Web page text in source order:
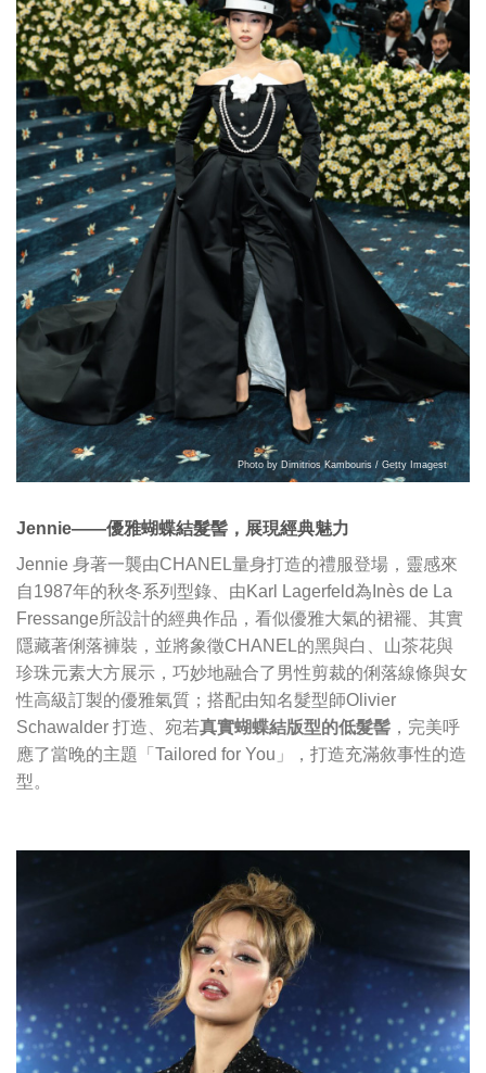
Photo by Dimitrios Kambouris / Getty Imagest
Jennie——優雅蝴蝶結髮髻，展現經典魅力
Jennie 身著一襲由CHANEL量身打造的禮服登場，靈感來
自1987年的秋冬系列型錄、由Karl Lagerfeld為Inès de La
Fressange所設計的經典作品，看似優雅大氣的裙襬、其實
隱藏著俐落褲裝，並將象徵CHANEL的黑與白、山茶花與
珍珠元素大方展示，巧妙地融合了男性剪裁的俐落線條與女
性高級訂製的優雅氣質；搭配由知名髮型師Olivier
Schawalder 打造、宛若真實蝴蝶結版型的低髮髻 ，完美呼
應了當晚的主題「Tailored for You」，打造充滿敘事性的造
型。